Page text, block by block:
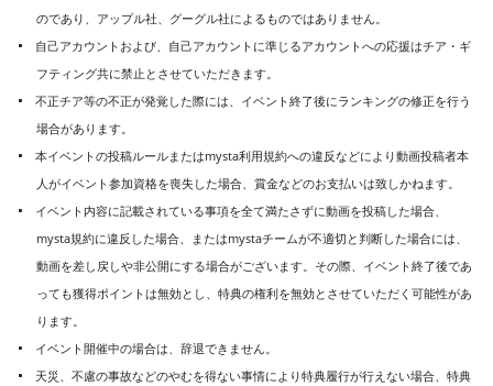
のであり、アップル社、グーグル社によるものではありません。
自己アカウントおよび、自己アカウントに準じるアカウントへの応援はチア・ギ
フティング共に禁止とさせていただきます。
不正チア等の不正が発覚した際には、イベント終了後にランキングの修正を行う
場合があります。
本イベントの投稿ルールまたはmysta利用規約への違反などにより動画投稿者本
人がイベント参加資格を喪失した場合、賞金などのお支払いは致しかねます。
イベント内容に記載されている事項を全て満たさずに動画を投稿した場合、
mysta規約に違反した場合、またはmystaチームが不適切と判断した場合には、
動画を差し戻しや非公開にする場合がございます。その際、イベント終了後であ
っても獲得ポイントは無効とし、特典の権利を無効とさせていただく可能性があ
ります。
イベント開催中の場合は、辞退できません。
天災、不慮の事故などのやむを得ない事情により特典履行が行えない場合、特典